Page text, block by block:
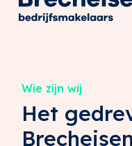
Wie zijn wij
Het
Brecheisen